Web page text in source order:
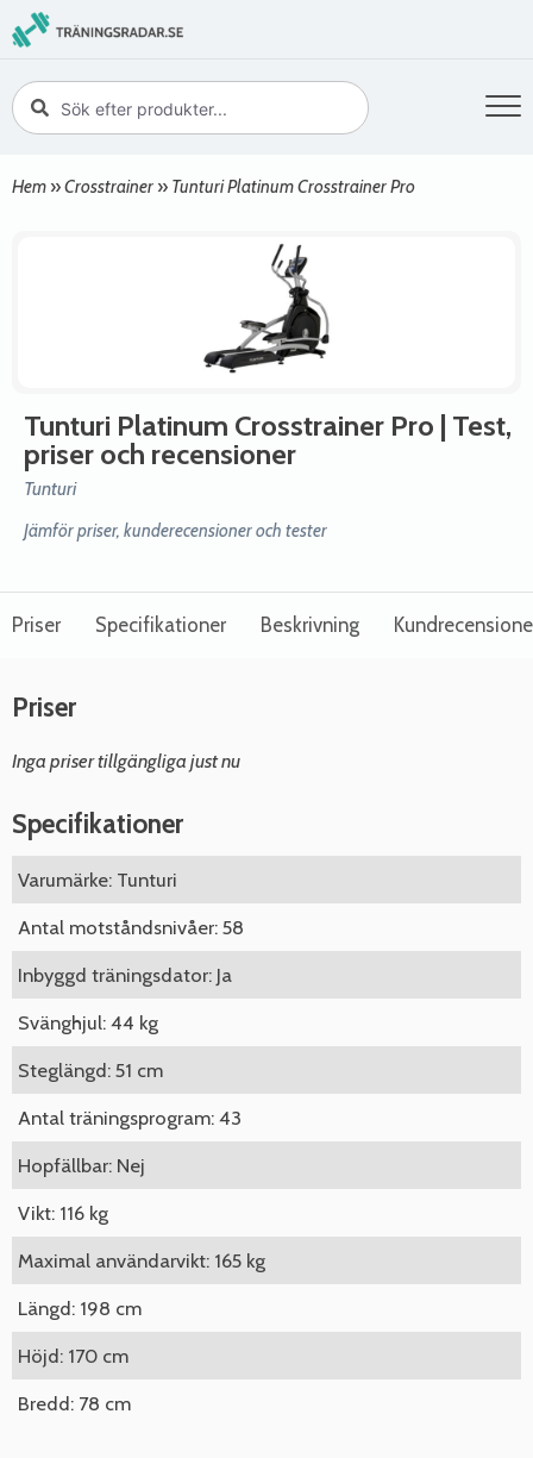
Hem »Crosstrainer » Tunturi Platinum Crosstrainer Pro
Tunturi Platinum Crosstrainer Pro | Test,
priser och recensioner
Tunturi
Jämför priser, kunderecensioner och tester
Priser Specifikationer Beskrivning
Priser
Inga priser tillgängliga just nu
Specifikationer
Varumärke: Tunturi
Antal motståndsnivåer: 58
Inbyggd träningsdator: Ja
Svänghjul: 44 kg
Steglängd: 51 cm
Antal träningsprogram: 43
Hopfällbar: Nej
Vikt: 116 kg
Maximal användarvikt: 165 kg
Längd: 198 cm
Höjd: 170 cm
Bredd: 78 cm